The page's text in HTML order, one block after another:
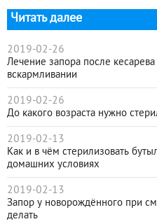
Читать далее
2019-02-26
Лечение запора после
вскармливании
2019-02-26
До какого возраста нужно
2019-02-13
Как и в чём стерилизовать
домашних условиях
2019-02-13
Запор у новорождённого при
делать